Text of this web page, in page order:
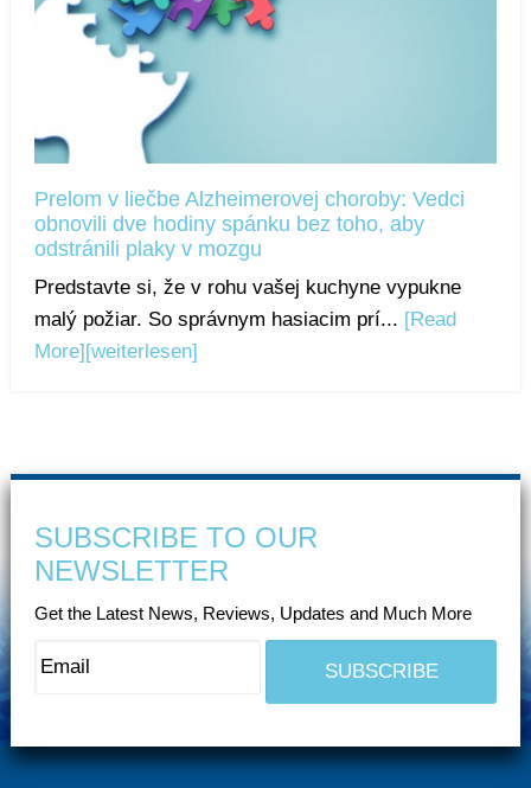
Prelom v liečbe Alzheimerovej choroby: Vedci
obnovili dve hodiny spánku bez toho, aby
odstránili plaky v mozgu
Predstavte si, že v rohu vašej kuchyne vypukne
malý požiar. So správnym hasiacim prí... [Read
More][weiterlesen]
SUBSCRIBE TO OUR
NEWSLETTER
Get the Latest News, Reviews, Updates and Much More